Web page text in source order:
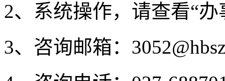
2、系统操作，请查看“
3、咨询邮箱：